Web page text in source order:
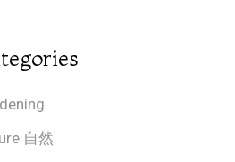
自然